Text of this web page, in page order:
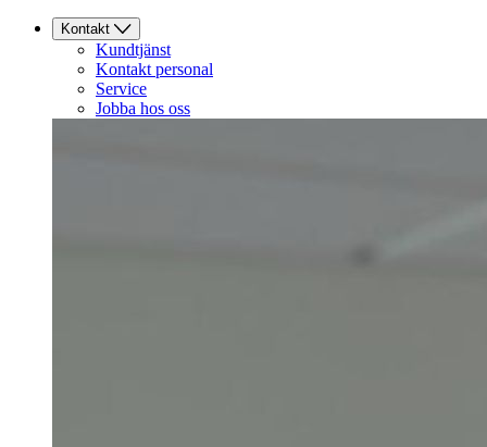
Kontakt
Kundtjänst
Kontakt personal
Service
Jobba hos oss